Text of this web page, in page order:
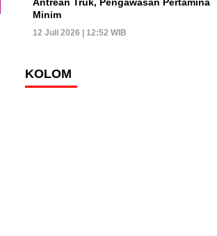
Minim
12 Juli 2026 | 12:52 WIB
KOLOM